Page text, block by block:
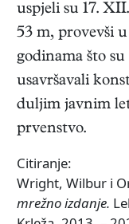
uspjeli su 17.
53 m, provevši
godinama što
usavršavali
duljim javnim
prvenstvo.
Citiranje:
Wright, Wilbur i
mrežno izdanje.